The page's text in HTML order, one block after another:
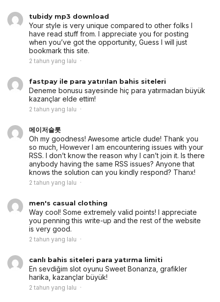
tubidy mp3 download
Your style is very unique compared to other folks I
have read stuff from. I appreciate you for posting
when you’ve got the opportunity, Guess I will just
bookmark this site.
2 tahun yang lalu
fastpay ile para yatırılan bahis siteleri
Deneme bonusu sayesinde hiç para yatırmadan büyük
kazançlar elde ettim!
2 tahun yang lalu
메이저슬롯
Oh my goodness! Awesome article dude! Thank you
so much, However I am encountering issues with your
RSS. I don’t know the reason why I can’t join it. Is there
anybody having the same RSS issues? Anyone that
knows the solution can you kindly respond? Thanx!
2 tahun yang lalu
men's casual clothing
Way cool! Some extremely valid points! I appreciate
you penning this write-up and the rest of the website
is very good.
2 tahun yang lalu
canlı bahis siteleri para yatırma limiti
En sevdiğim slot oyunu Sweet Bonanza, grafikler
harika, kazançlar büyük!
2 tahun yang lalu